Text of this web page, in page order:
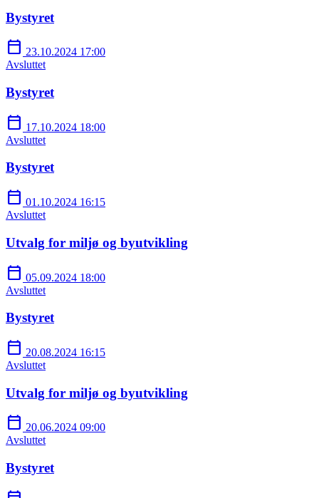
Bystyret
calendar_today 23.10.2024 17:00
Avsluttet
Bystyret
calendar_today 17.10.2024 18:00
Avsluttet
Bystyret
calendar_today 01.10.2024 16:15
Avsluttet
Utvalg for miljø og byutvikling
calendar_today 05.09.2024 18:00
Avsluttet
Bystyret
calendar_today 20.08.2024 16:15
Avsluttet
Utvalg for miljø og byutvikling
calendar_today 20.06.2024 09:00
Avsluttet
Bystyret